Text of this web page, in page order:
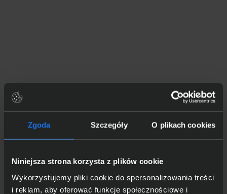
Zgoda Szczegóły O plikach cookies
Niniejsza strona korzysta z plików cookie
Wykorzystujemy pliki cookie do spersonalizowania treści
i reklam, aby oferować funkcje społecznościowe i